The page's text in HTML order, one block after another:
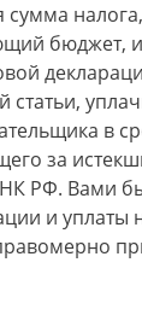
бюджет,
в
за
РФ. Вами
и уплаты